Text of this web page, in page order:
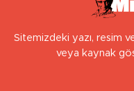
Sitemizdeki yazı, resim
veya kaynak